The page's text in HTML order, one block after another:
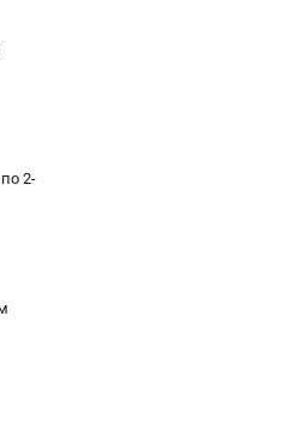
2-